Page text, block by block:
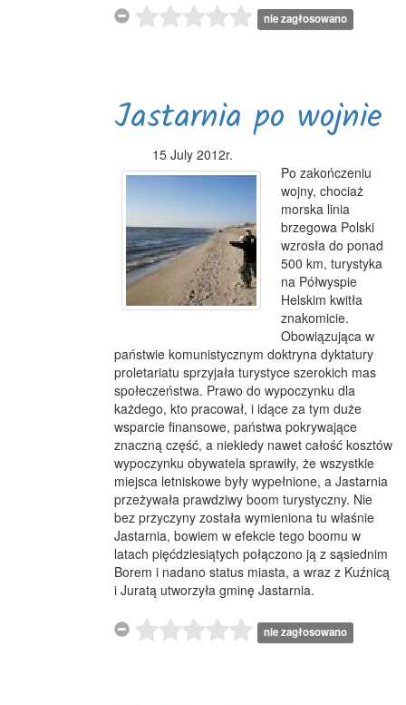
nie zagłosowano
Jastarnia po wojnie
15 July 2012r.
Po zakończeniu
wojny, chociaż
morska linia
brzegowa Polski
wzrosła do ponad
500 km, turystyka
na Półwyspie
Helskim kwitła
znakomicie.
Obowiązująca w
państwie komunistycznym doktryna dyktatury
proletariatu sprzyjała turystyce szerokich mas
społeczeństwa. Prawo do wypoczynku dla
każdego, kto pracował, i idące za tym duże
wsparcie finansowe, państwa pokrywające
znaczną część, a niekiedy nawet całość kosztów
wypoczynku obywatela sprawiły, że wszystkie
miejsca letniskowe były wypełnione, a Jastarnia
przeżywała prawdziwy boom turystyczny. Nie
bez przyczyny została wymieniona tu właśnie
Jastarnia, bowiem w efekcie tego boomu w
latach pięćdziesiątych połączono ją z sąsiednim
Borem i nadano status miasta, a wraz z Kuźnicą
i Juratą utworzyła gminę Jastarnia.
nie zagłosowano